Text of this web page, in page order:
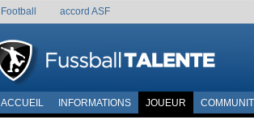
Football accord ASF
ACCUEIL INFORMATIONS JOUEUR